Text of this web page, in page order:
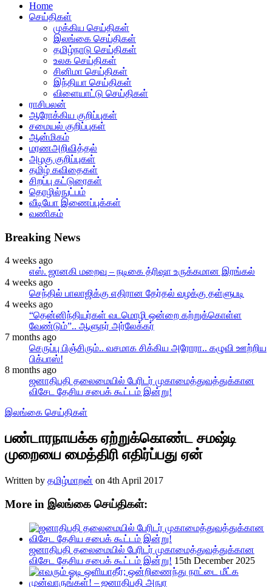
Home
செய்திகள்
முக்கிய செய்திகள்
இலங்கை செய்திகள்
தமிழ்நாடு செய்திகள்
உலக செய்திகள்
சினிமா செய்திகள்
இந்தியா செய்திகள்
விளையாட்டு செய்திகள்
ராசிபலன்
ஆரோக்கிய குறிப்புகள்
சமையல் குறிப்புகள்
ஆன்மிகம்
மரணஅறிவித்தல்
அழகு குறிப்புகள்
தமிழ் கவிதைகள்
சிறப்பு கட்டுரைகள்
தொழில்நுட்பம்
வீடியோ இணைப்புக்கள்
வணிகம்
Breaking News
4 weeks ago
எஸ். ஜானகி மறைவு – நடிகை த்ரிஷா உருக்கமான இரங்கல்
4 weeks ago
செந்தில் பாலாஜிக்கு எதிரான தேர்தல் வழக்கு தள்ளுபடி
4 weeks ago
“தென்னிந்தியர்கள் வடமொழி ஒன்றை கற்றுக்கொள்ள
வேண்டும்”.. ஆளுநர் அர்லேக்கர்
7 months ago
செருப்பு பிஞ்சிரும்.. வசமாக சிக்கிய அரோரா.. கழுவி ஊற்றிய
பிக்பாஸ்!
8 months ago
ஜனாதிபதி தலைமையில் பேரிடர் முகாமைத்துவத்துக்கான
விசேட தேசிய சபைக் கூட்டம் இன்று!
இலங்கை செய்திகள்
பண்டாரநாயக்க ஏற்றுக்கொண்ட சமஷ்டி
முறையை மைத்திரி எதிர்ப்பது ஏன்
Written by தமிழ்மாறன் on 4th April 2017
More in இலங்கை செய்திகள்:
ஜனாதிபதி தலைமையில் பேரிடர் முகாமைத்துவத்துக்கான
விசேட தேசிய சபைக் கூட்டம் இன்று! 15th December 2025